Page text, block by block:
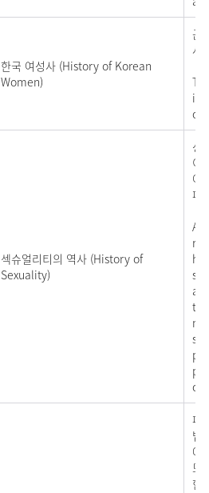
한국 여성사 (History of Korean
Women)
근
사
in
of
섹슈얼리티의 역사 (History of
Sexuality)
성
이
아
페
A
페
법
에
므
한